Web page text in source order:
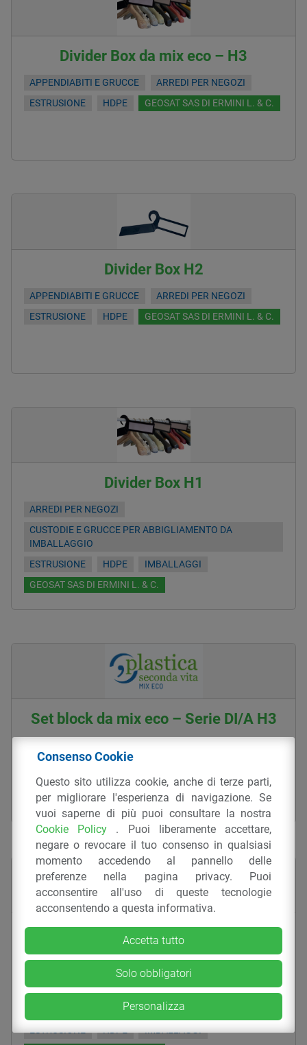
Divider Box da mix eco – H3
APPENDIABITI E GRUCCE
ARREDI PER NEGOZI
ESTRUSIONE
HDPE GEOSAT SAS DI ERMINI L. & C.
Divider Box H2
APPENDIABITI E GRUCCE
ARREDI PER NEGOZI
ESTRUSIONE
HDPE GEOSAT SAS DI ERMINI L. & C.
Divider Box H1
ARREDI PER NEGOZI
CUSTODIE E GRUCCE PER ABBIGLIAMENTO DA
IMBALLAGGIO
ESTRUSIONE
HDPE
IMBALLAGGI
GEOSAT SAS DI ERMINI L. & C.
Set block da mix eco – Serie DI/A H3
GEOSAT SAS DI ERMINI L. & C.
Set block da scarto industriale – Serie
DI/A H2
ARREDI PER NEGOZI
CUSTODIE E GRUCCE PER ABBIGLIAMENTO DA
ESTRUSIONE
HDPE IMBALLAGGI
Consenso Cookie
Questo sito utilizza cookie, anche di terze parti,
per migliorare l'esperienza di navigazione. Se
vuoi saperne di più puoi consultare la nostra
Cookie Policy . Puoi liberamente accettare,
negare o revocare il tuo consenso in qualsiasi
momento accedendo al pannello delle
preferenze nella pagina privacy. Puoi
acconsentire all'uso di queste tecnologie
acconsentendo a questa informativa.
Accetta tutto
Solo obbligatori
Personalizza